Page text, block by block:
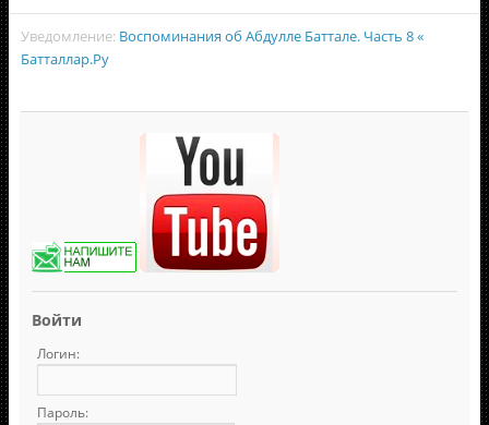
Уведомление: Воспоминания об Абдулле Баттале. Часть 8 «
Батталлар.Ру
Войти
Логин:
Пароль: